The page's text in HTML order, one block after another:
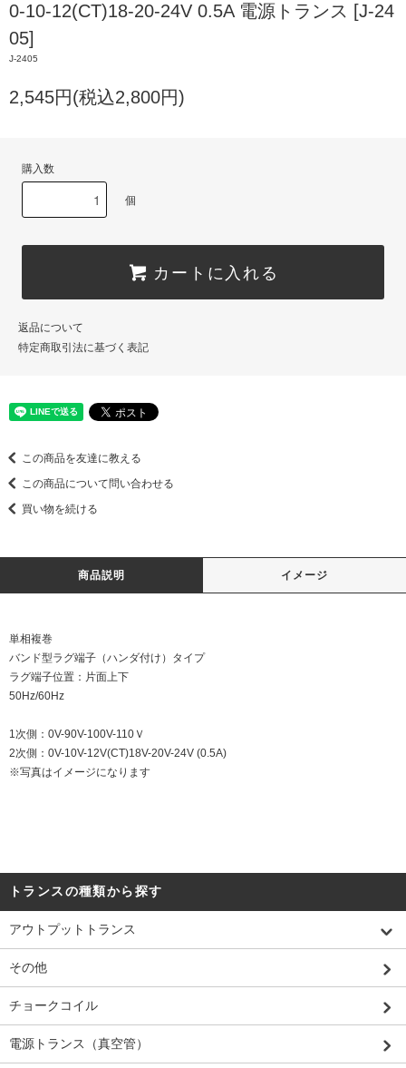
0-10-12(CT)18-20-24V 0.5A 電源トランス [J-24
05]
J-2405
2,545円(税込2,800円)
購入数
個
カートに入れる
返品について
特定商取引法に基づく表記
この商品を友達に教える
この商品について問い合わせる
買い物を続ける
商品説明 イメージ
単相複巻
バンド型ラグ端子（ハンダ付け）タイプ
ラグ端子位置：片面上下
50Hz/60Hz
1次側：0V-90V-100V-110Ｖ
2次側：0V-10V-12V(CT)18V-20V-24V (0.5A)
※写真はイメージになります
トランスの種類から探す
アウトプットトランス
その他
チョークコイル
電源トランス（真空管）